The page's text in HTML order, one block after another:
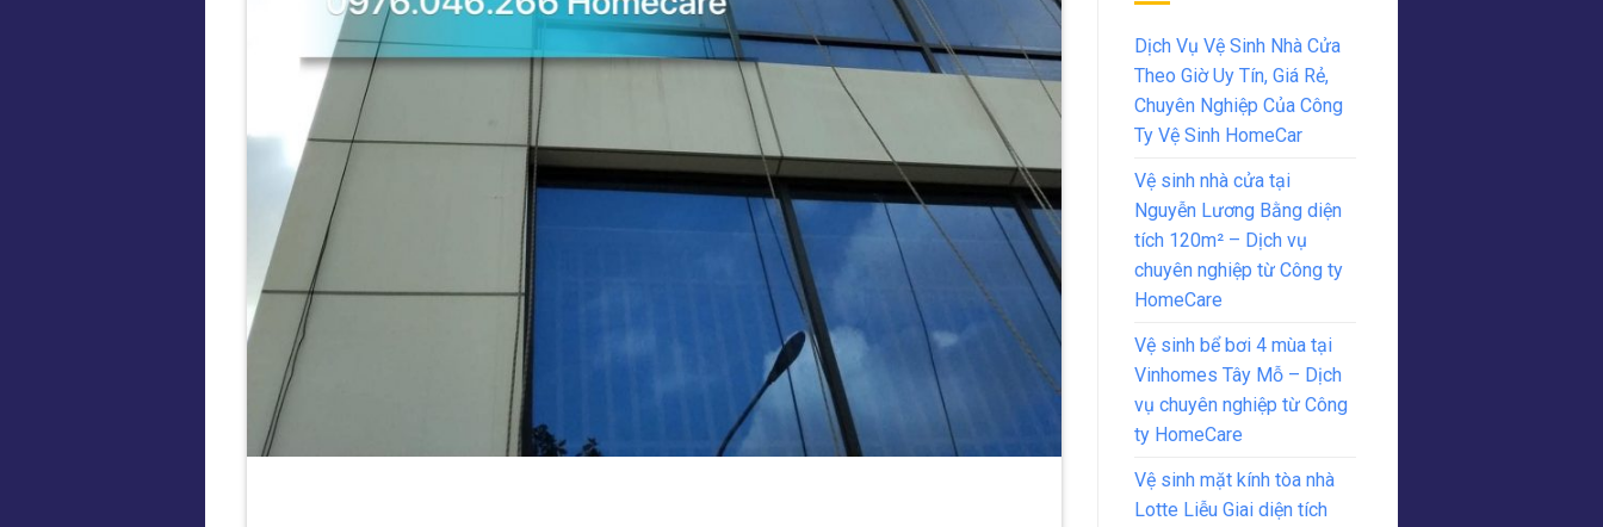
Dịch Vụ Vệ Sinh Nhà Cửa
Theo Giờ Uy Tín, Giá Rẻ,
Chuyên Nghiệp Của Công
Ty Vệ Sinh HomeCar
Vệ sinh nhà cửa tại
Nguyễn Lương Bằng diện
tích 120m² – Dịch vụ
chuyên nghiệp từ Công ty
HomeCare
Vệ sinh bể bơi 4 mùa tại
Vinhomes Tây Mỗ – Dịch
vụ chuyên nghiệp từ Công
ty HomeCare
Vệ sinh mặt kính tòa nhà
Lotte Liễu Giai diện tích